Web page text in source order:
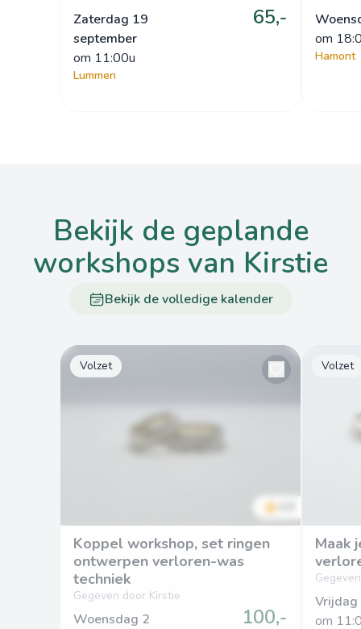
Zaterdag 19
september
om 11:00u
65,-
Lummen
om
Hamont
bekijk de geplande
workshops van Kirstie
Bekijk de volledige kalender
Volzet
Koppel workshop, set ringen
ontwerpen verloren-was
techniek
Gegeven door Kirstie
Woensdag 2
100,-
Volzet
Maak
Vrijdag
om